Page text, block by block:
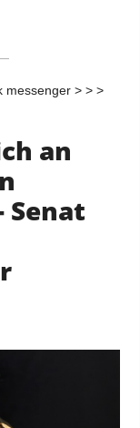
messenger > > >
an
Senat